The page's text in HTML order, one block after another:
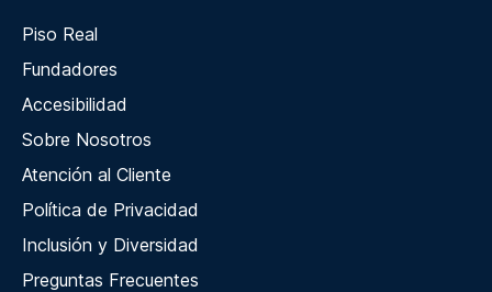
Piso Real
Fundadores
Accesibilidad
Sobre Nosotros
Atención al Cliente
Política de Privacidad
Inclusión y Diversidad
Preguntas Frecuentes